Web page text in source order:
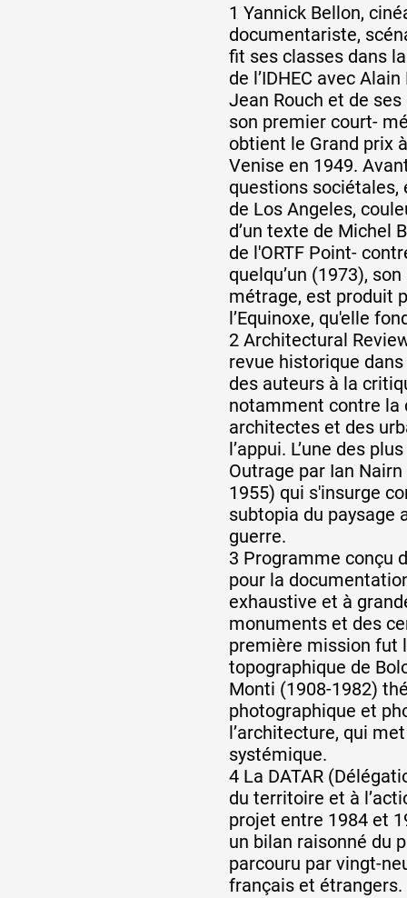
1 Yannick Bellon,
documentariste,
fit ses classes dans
de l’IDHEC avec
Jean Rouch et de
son premier court-
obtient le Grand prix
Venise en 1949.
questions
de Los Angeles,
d’un texte de Michel
de l'ORTF Point-
quelqu’un (1973),
métrage, est produit
l’Equinoxe, qu'elle
2 Architectural
revue historique
des auteurs à la
notamment contre la
architectes et des
l’appui. L’une des
Outrage par Ian
1955) qui s'insurge
subtopia du paysage
guerre.
3 Programme conçu
pour la
exhaustive et à
monuments et des
première mission fut
topographique de
Monti (1908-1982)
photographique et
l’architecture, qui
systémique.
4 La DATAR
du territoire et à
projet entre 1984 et
un bilan raisonné du
parcouru par vingt-
français et